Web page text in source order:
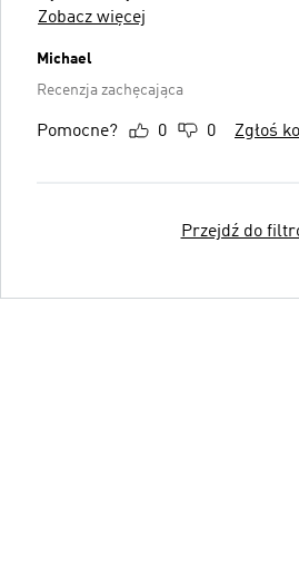
Zobacz więcej
Michael
Recenzja zachęcająca
Pomocne? 0 0 Zgłoś
Przejdź do